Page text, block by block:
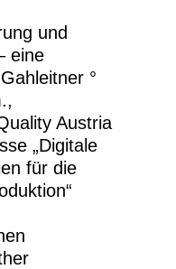
und
eine
°
Austria
„Digitale
für die